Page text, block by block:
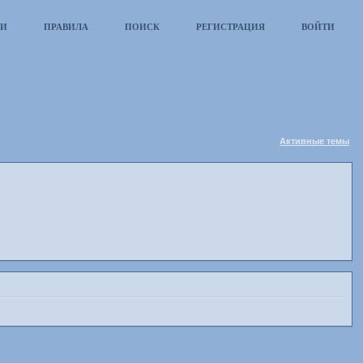
ПРАВИЛА ПОИСК РЕГИСТРАЦИЯ ВОЙТИ
Активные темы